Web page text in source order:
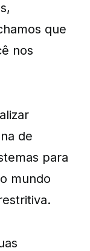
que
nos
de
para
mundo